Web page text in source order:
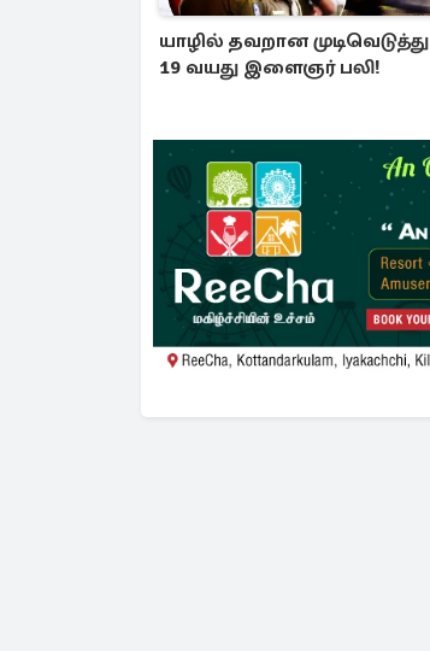
யாழில் தவறான முடிவெடுத்து
19 வயது இளைஞர் பலி!